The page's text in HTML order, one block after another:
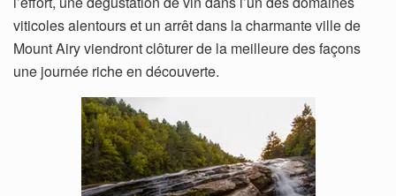
viticoles alentours et un arrêt dans la charmante ville de
Mount Airy viendront clôturer de la meilleure des façons
une journée riche en découverte.